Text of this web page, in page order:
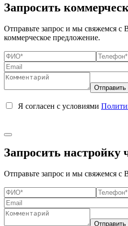
Запросить
Отправьте запрос и мы свяжемся
коммерческое предложение.
Я согласен с условиями
Запросить настройку
Отправьте запрос и мы свяжемся с